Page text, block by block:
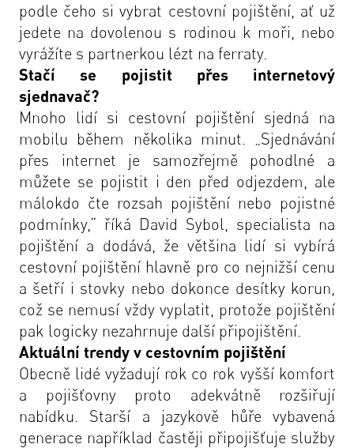
podle čeho si vybrat cestovní pojištění, ať už
jedete na dovolenou s rodinou k moři, nebo
vyrážíte s partnerkou lézt na ferraty.
Stačí se pojistit přes internetový
sjednavač?
Mnoho lidí si cestovní pojištění sjedná na
mobilu během několika minut. „Sjednávání
přes internet je samozřejmě pohodlné a
můžete se pojistit i den před odjezdem, ale
málokdo čte rozsah pojištění nebo pojistné
podmínky,“ říká David Sybol, specialista na
pojištění a dodává, že většina lidí si vybírá
cestovní pojištění hlavně pro co nejnižší cenu
a šetří i stovky nebo dokonce desítky korun,
což se nemusí vždy vyplatit, protože pojištění
pak logicky nezahrnuje další připojištění.
Aktuální trendy v cestovním pojištění
Obecně lidé vyžadují rok co rok vyšší komfort
a pojišťovny proto adekvátně rozšiřují
nabídku. Starší a jazykově hůře vybavená
generace například častěji připojišťuje služby